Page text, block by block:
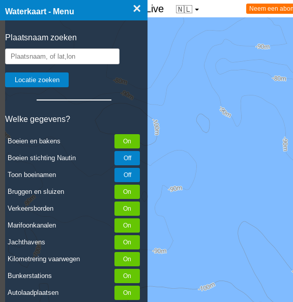
Waterkaart - Menu ×
Plaatsnaam zoeken
Welke gegevens?
Boeien en bakens
Boeien stichting Nautin
Toon boeinamen
Bruggen en sluizen
Verkeersborden
Marifoonkanalen
Jachthavens
Kilometrering vaarwegen
Bunkerstations
Autolaadplaatsen
☰ Waterkaart van Nederland - Live 🇳🇱